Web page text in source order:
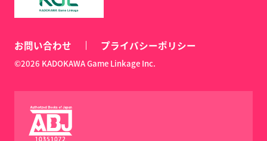
お問い合わせ プライバシーポリシー
©2026 KADOKAWA Game Linkage Inc.